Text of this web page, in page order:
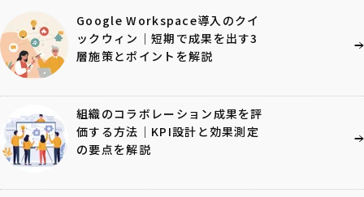
Google Workspace導入のクイ
ックウィン｜短期で成果を出す3
層施策とポイントを解説
組織のコラボレーション成果を評
価する方法｜KPI設計と効果測定
の要点を解説